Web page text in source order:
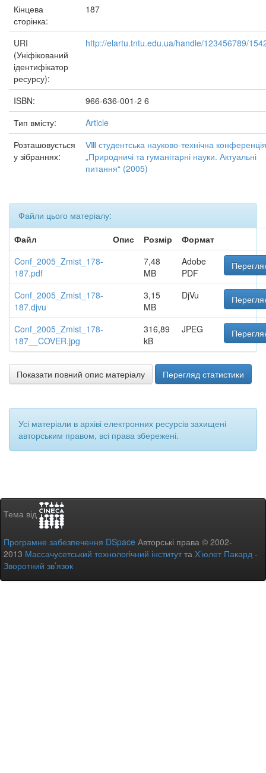
Кінцева
сторінка:
187
URI
(Уніфікований
ідентифікатор
ресурсу):
http://elartu.tntu.edu.ua/handle/123456789/
ISBN:
966-636-001-2 6
Тип вмісту:
Article
Розташовується
у зібраннях:
Ⅷ студентська науково-технічна конференція
„Природничі та гуманітарні науки. Актуальні
питання“ (2005)
Файли цього матеріалу:
Файл
Опис Розмір
Формат
Conf_2005_Zmist_178-
187.pdf
7,48
MB
Adobe
PDF
Conf_2005_Zmist_178-
187.djvu
3,15
MB
DjVu
Conf_2005_Zmist_178-
187__COVER.jpg
316,89
kB
JPEG
Показати повний опис матеріалу Перегляд статистики
Усі матеріали в архіві електронних ресурсів захищені
авторським правом, всі права збережені.
Тема від
Програмне забезпечення DSpace Авторські права © 2002-
2013 Массачусетський технологічний інститутта Х’юлет Пакард -
Зворотний зв’язок